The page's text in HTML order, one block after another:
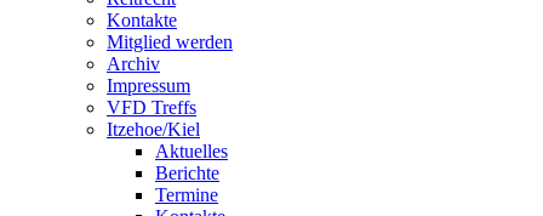
Kontakte
Mitglied werden
Archiv
Impressum
VFD Treffs
Itzehoe/Kiel
Aktuelles
Berichte
Termine